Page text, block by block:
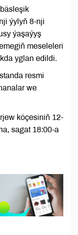
ýylyň 8-nji
ýaşaýyş
meseleleri
yglan edildi.
resmi
we
köçesiniň 12-
sagat 18:00-a